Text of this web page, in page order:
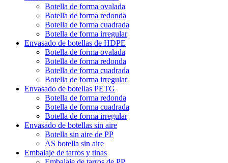
Botella de forma ovalada
Botella de forma redonda
Botella de forma cuadrada
Botella de forma irregular
Envasado de botellas de HDPE
Botella de forma ovalada
Botella de forma redonda
Botella de forma cuadrada
Botella de forma irregular
Envasado de botellas PETG
Botella de forma redonda
Botella de forma cuadrada
Botella de forma irregular
Envasado de botellas sin aire
Botella sin aire de PP
AS botella sin aire
Embalaje de tarros y tinas